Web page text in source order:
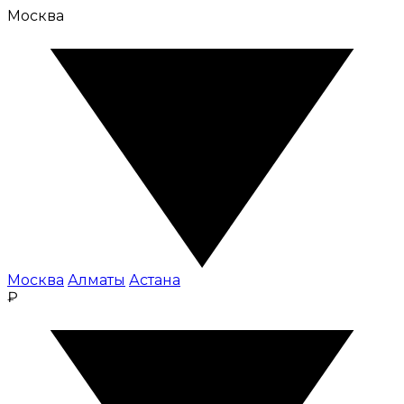
Москва
Москва Алматы Астана
₽